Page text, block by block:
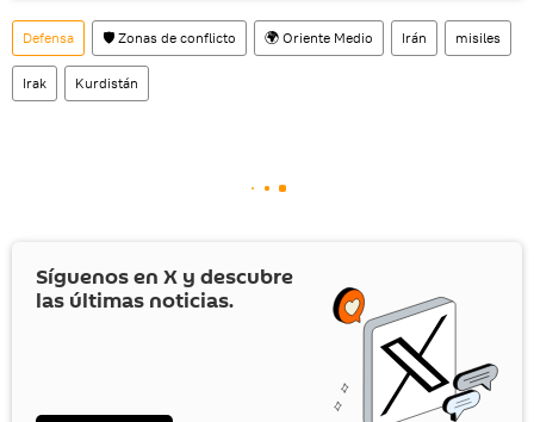
Defensa 🛡️ Zonas de conflicto 🌍 Oriente Medio Irán misiles
Irak Kurdistán
Síguenos en X y descubre
las últimas noticias.